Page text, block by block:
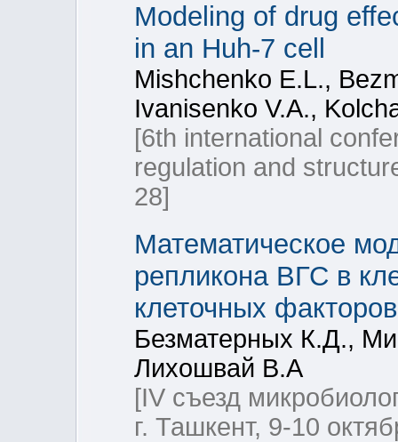
Modeling of drug
in an Huh-7 cell
Mishchenko E.L.,
Ivanisenko V.A.,
[6th international
regulation and
28]
Математическое
репликона ВГС в
клеточных факторов
Безматерных К.Д.,
Лихошвай В.А
[IV съезд
г. Ташкент, 9-10